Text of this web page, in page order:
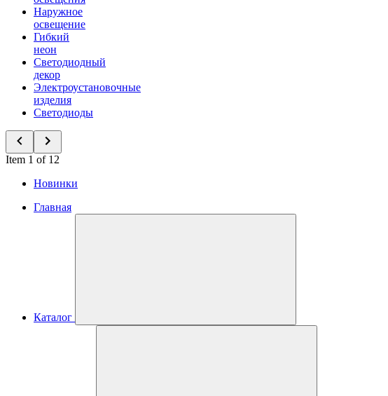
Наружное
освещение
Гибкий
неон
Светодиодный
декор
Электроустановочные
изделия
Светодиоды
Item 1 of 12
Новинки
Главная
Каталог